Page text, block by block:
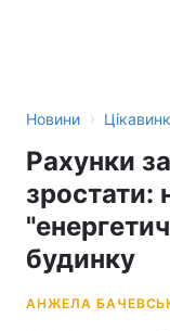
Новини ›
Рахунки
зростати:
будинку
АНЖЕЛА